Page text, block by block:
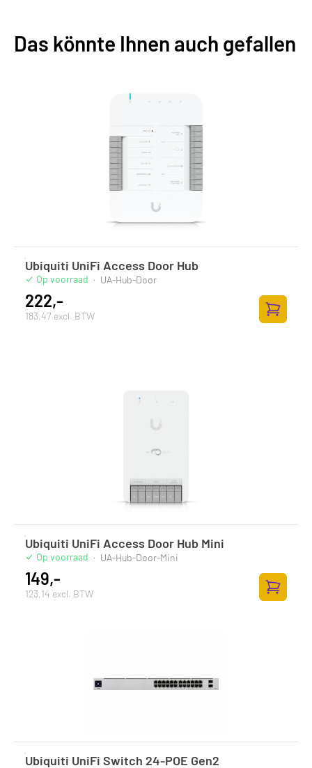
Das könnte Ihnen auch gefallen
Ubiquiti UniFi Access Door Hub
Op voorraad · UA-Hub-Door
222,-
183,47 excl. BTW
Zum
Ubiquiti UniFi Access Door Hub Mini
Op voorraad · UA-Hub-Door-Mini
149,-
123,14 excl. BTW
Zum
Ubiquiti UniFi Switch 24-POE Gen2